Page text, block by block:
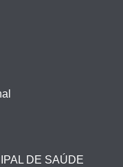
DE SAÚDE